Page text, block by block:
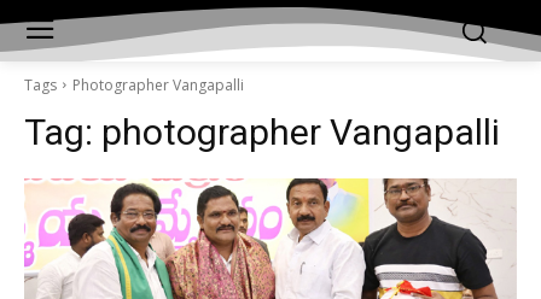
Tags Photographer Vangapalli
Tag: photographer Vangapalli